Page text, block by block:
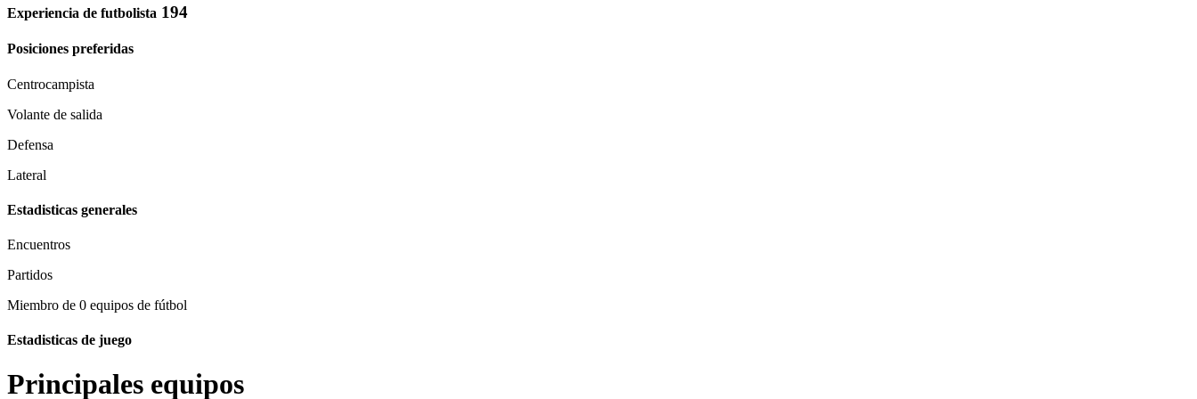
Experiencia de futbolista 194
Posiciones preferidas
Centrocampista
Volante de salida
Defensa
Lateral
Estadisticas generales
Encuentros
Partidos
Miembro de 0 equipos de fútbol
Estadisticas de juego
Principales equipos